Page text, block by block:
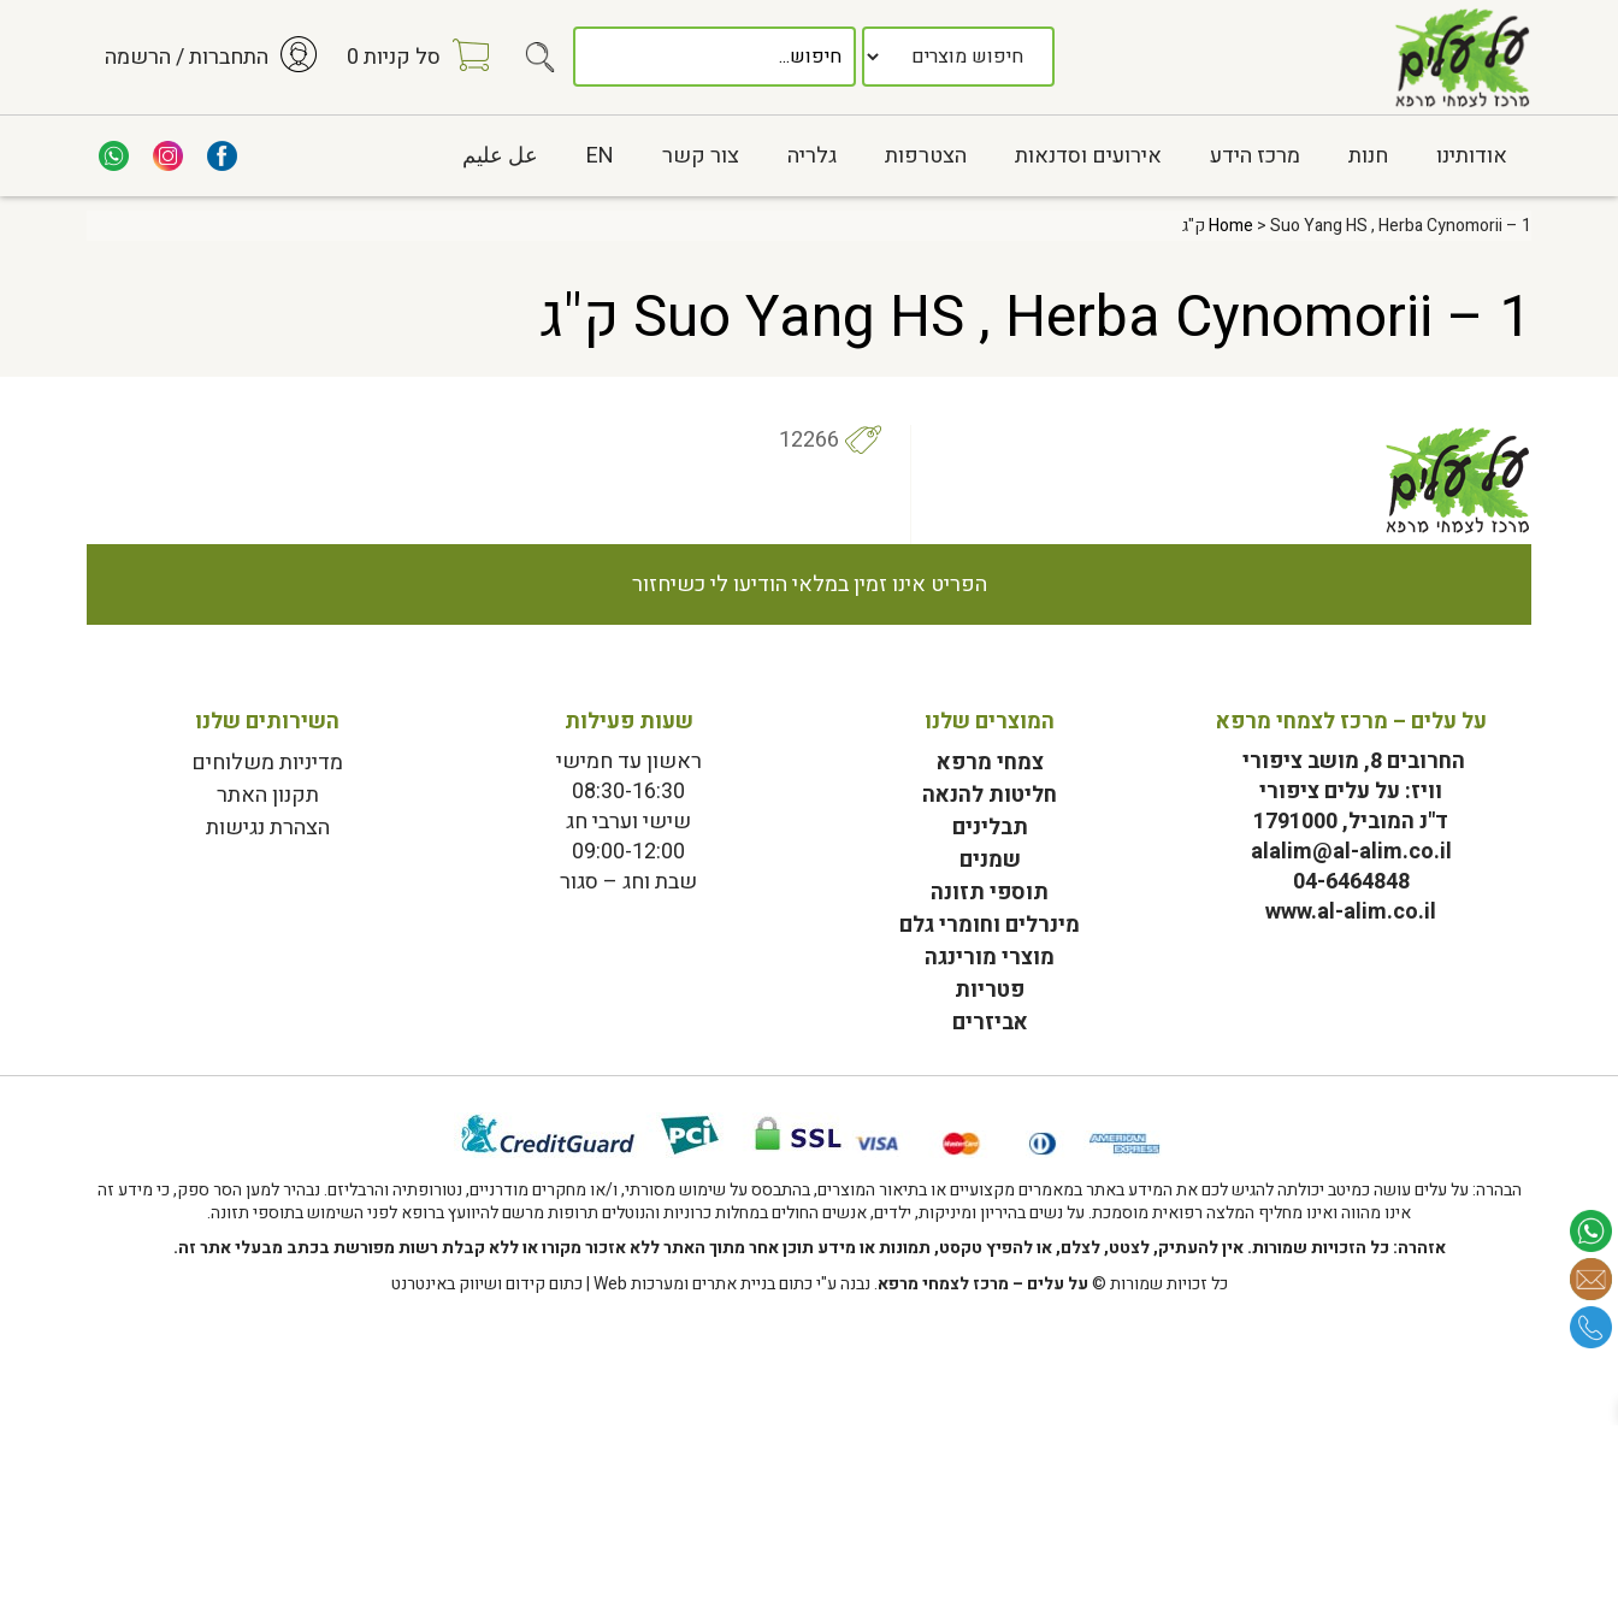
סל קניות0 התחברות / הרשמה
אודותינו חנות מרכז הידע אירועים וסדנאות הצטרפות גלריה צור קשר EN عل عليم
Home > Suo Yang HS , Herba Cynomorii – 1 ק"ג
Suo Yang HS , Herba Cynomorii – 1 ק"ג
12266
הפריט אינו זמין במלאי הודיעו לי כשיחזור
על עלים – מרכז לצמחי מרפא
החרובים 8, מושב ציפורי
וויז: על עלים ציפורי
ד"נ המוביל, 1791000
alalim@al-alim.co.il
04-6464848
www.al-alim.co.il
המוצרים שלנו
צמחי מרפא
חליטות להנאה
תבלינים
שמנים
תוספי תזונה
מינרלים וחומרי גלם
מוצרי מורינגה
פטריות
אביזרים
שעות פעילות
ראשון עד חמישי
08:30-16:30
שישי וערבי חג
09:00-12:00
שבת וחג – סגור
השירותים שלנו
מדיניות משלוחים
תקנון האתר
הצהרת נגישות
הבהרה: על עלים עושה כמיטב יכולתה להגיש לכם את המידע באתר במאמרים מקצועיים או בתיאור המוצרים, בהתבסס על שימוש מסורתי, ו/או מחקרים מודרניים, נטורופתיה והרבליזם. נבהיר למען הסר ספק, כי מידע זה
אינו מהווה ואינו מחליף המלצה רפואית מוסמכת. על נשים בהיריון ומיניקות, ילדים, אנשים החולים במחלות כרוניות והנוטלים תרופות מרשם להיוועץ ברופא לפני השימוש בתוספי תזונה.
אזהרה: כל הזכויות שמורות. אין להעתיק, לצטט, לצלם, או להפיץ טקסט, תמונות או מידע תוכן אחר מתוך האתר ללא אזכור מקורו או ללא קבלת רשות מפורשת בכתב מבעלי אתר זה.
כל זכויות שמורות ©על עלים – מרכז לצמחי מרפא. נבנה ע"יכתום בניית אתרים ומערכות Web |כתום קידום ושיווק באינטרנט